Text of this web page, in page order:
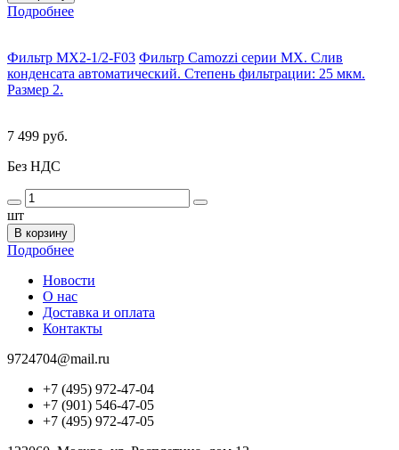
Подробнее
Фильтр MX2-1/2-F03 Фильтр Camozzi серии MX. Слив
конденсата автоматический. Степень фильтрации: 25 мкм.
Размер 2.
7 499 руб.
Без НДС
шт
В корзину
Подробнее
Новости
О нас
Доставка и оплата
Контакты
9724704@mail.ru
+7 (495) 972-47-04
+7 (901) 546-47-05
+7 (495) 972-47-05